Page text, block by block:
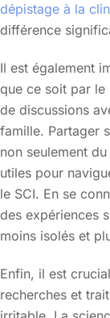
dépistage à la
différence
Il est également
que ce soit par le
de discussions
famille. Partager
non seulement
utiles pour
le SCI. En se
des expériences
moins isolés et
Enfin, il est
recherches et